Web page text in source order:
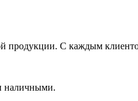
продукции. С каждым
наличными.